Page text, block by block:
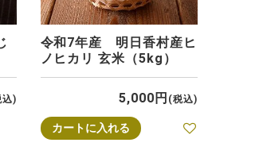
込
令和7年産 明日香村産ヒ
ノヒカリ 玄米（5kg）
5,000 税込
カートに入れる